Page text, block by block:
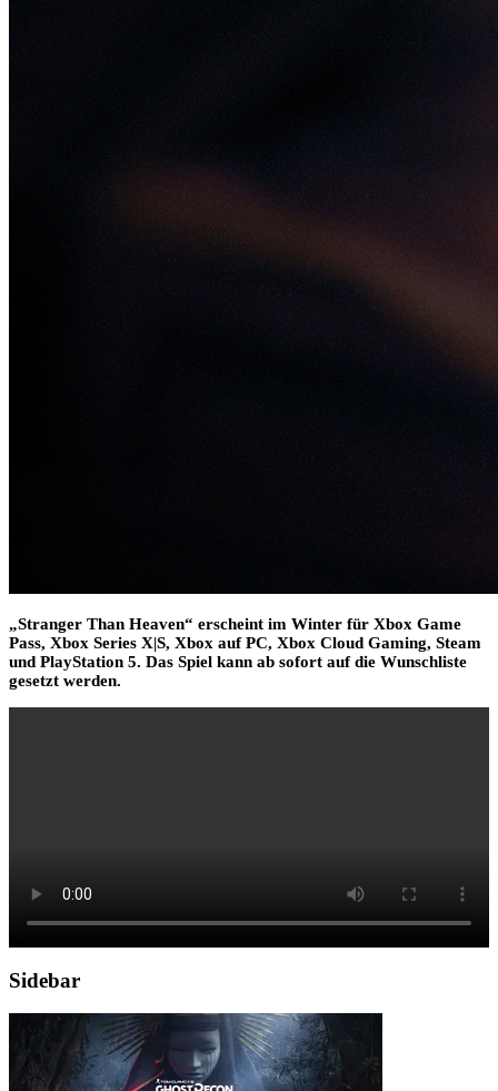
„Stranger Than Heaven“ erscheint im Winter für Xbox Game
Pass, Xbox Series X|S, Xbox auf PC, Xbox Cloud Gaming, Steam
und PlayStation 5. Das Spiel kann ab sofort auf die Wunschliste
gesetzt werden.
Sidebar